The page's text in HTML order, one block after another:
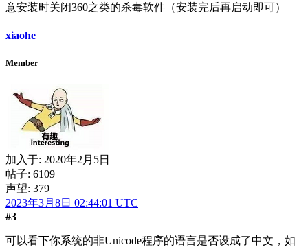
意安装时关闭360之类的杀毒软件（安装完后再启动即可）
xiaohe
Member
加入于: 2020年2月5日
帖子: 6109
声望: 379
2023年3月8日 02:44:01 UTC
#3
可以看下你系统的非Unicode程序的语言是否设成了中文，如